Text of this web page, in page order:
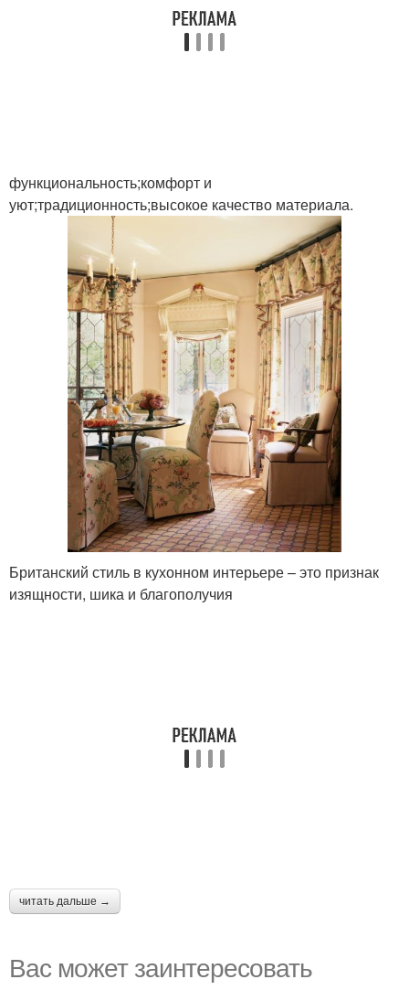
функциональность;комфорт и
уют;традиционность;высокое качество материала.
Британский стиль в кухонном интерьере – это признак
изящности, шика и благополучия
читать дальше →
Вас может заинтересовать